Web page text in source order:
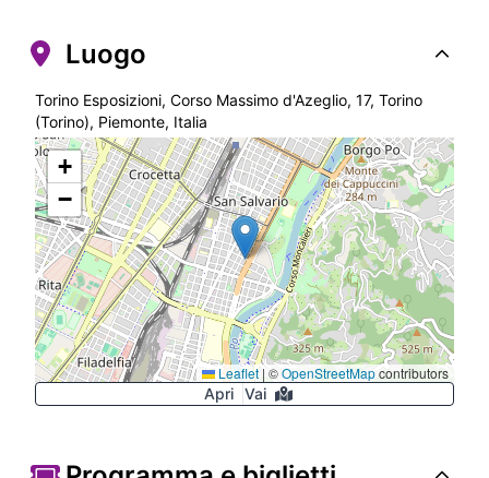
Luogo
Torino Esposizioni, Corso Massimo d'Azeglio, 17, Torino
(Torino), Piemonte, Italia
+
−
Leaflet | ©OpenStreetMapcontributors
Apri
Vai